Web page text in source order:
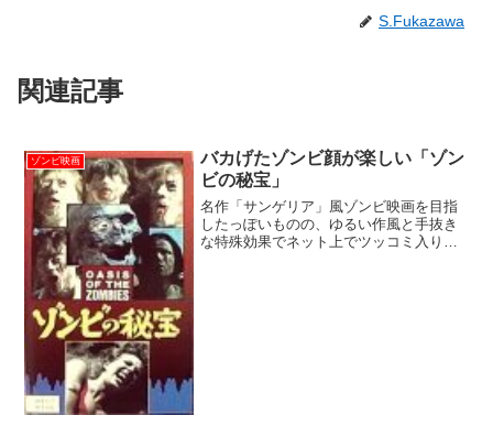
S.Fukazawa
関連記事
ゾンビ映画
バカげたゾンビ顔が楽しい「ゾン
ビの秘宝」
名作「サンゲリア」風ゾンビ映画を目指
したっぽいものの、ゆるい作風と手抜き
な特殊効果でネット上でツッコミ入りレ